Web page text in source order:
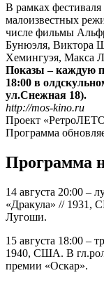
В рамках
малоизвестных
числе фильмы
Бунюэля, Виктора
Хемингуэя, Макса
Показы – каждую
18:00 в
ул.Снежная 18).
http://mos-kino.ru
Проект
Программа
Программа
14 августа 20:00 –
«Дракула» // 1931,
Лугоши.
15 августа 18:00 –
1940, США. В
премии «Оскар».